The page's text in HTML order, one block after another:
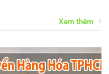
Xem thêm